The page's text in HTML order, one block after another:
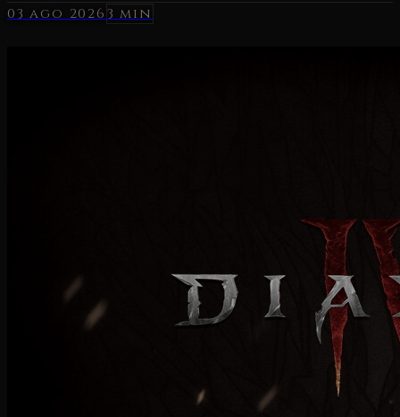
03 ago 20263 min